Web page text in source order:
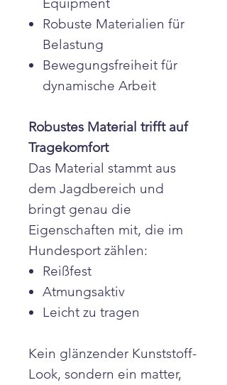
Robuste Materialien für
Belastung
Bewegungsfreiheit für
dynamische Arbeit
Robustes Material trifft auf
Tragekomfort
Das Material stammt aus
dem Jagdbereich und
bringt genau die
Eigenschaften mit, die im
Hundesport zählen:
Reißfest
Atmungsaktiv
Leicht zu tragen
Kein glänzender Kunststoff-
Look, sondern ein matter,